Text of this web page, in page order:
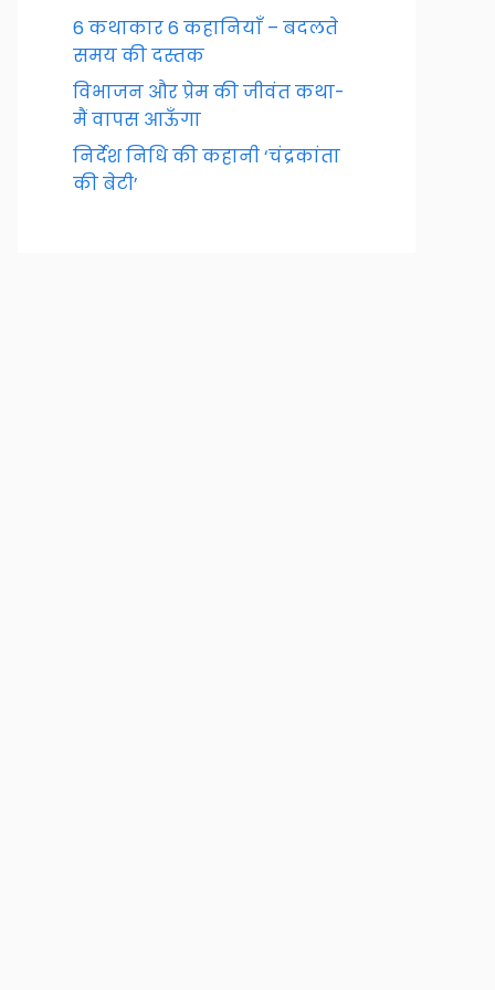
6 कथाकार 6 कहानियाँ – बदलते
समय की दस्तक
विभाजन और प्रेम की जीवंत कथा-
मैं वापस आऊँगा
निर्देश निधि की कहानी ‘चंद्रकांता
की बेटी’